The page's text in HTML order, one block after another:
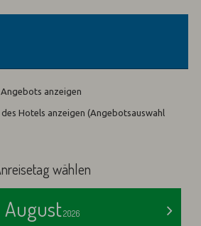
anzeigen
Hotels anzeigen (Angebotsauswahl
wählen
>
August2026